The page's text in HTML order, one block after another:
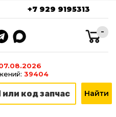
+7 929 9195313
-
39404